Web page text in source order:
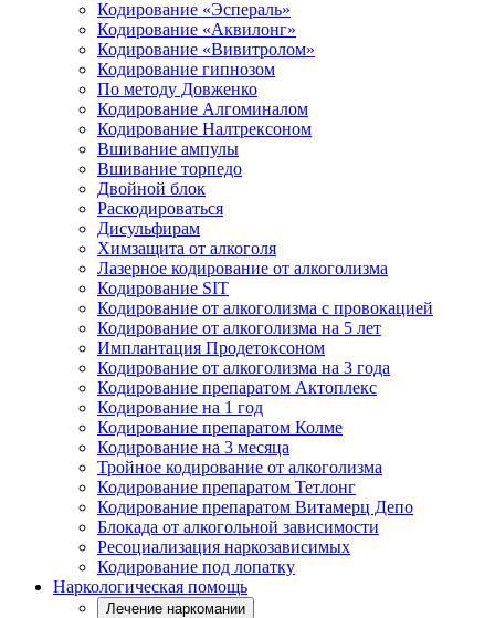
Кодирование «Эспераль»
Кодирование «Аквилонг»
Кодирование «Вивитролом»
Кодирование гипнозом
По методу Довженко
Кодирование Алгоминалом
Кодирование Налтрексоном
Вшивание ампулы
Вшивание торпедо
Двойной блок
Раскодироваться
Дисульфирам
Химзащита от алкоголя
Лазерное кодирование от алкоголизма
Кодирование SIT
Кодирование от алкоголизма с провокацией
Кодирование от алкоголизма на 5 лет
Имплантация Продетоксоном
Кодирование от алкоголизма на 3 года
Кодирование препаратом Актоплекс
Кодирование на 1 год
Кодирование препаратом Колме
Кодирование на 3 месяца
Тройное кодирование от алкоголизма
Кодирование препаратом Тетлонг
Кодирование препаратом Витамерц Депо
Блокада от алкогольной зависимости
Ресоциализация наркозависимых
Кодирование под лопатку
Наркологическая помощь
Лечение наркомании